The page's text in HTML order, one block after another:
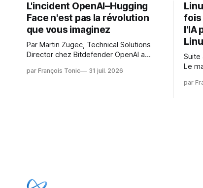
L'incident OpenAI–Hugging
Face n'est pas la révolution
que vous imaginez
Par Martin Zugec, Technical Solutions
Director chez Bitdefender OpenAI a
dans le cadre d'une évaluation interne
par François Tonic 31 juil. 2026
fois
l'IA
Suite
Le
écrit : Je pense que cela rend
par